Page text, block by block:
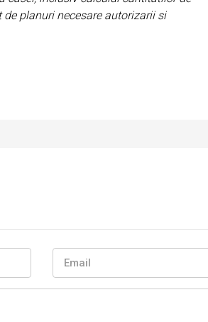
planuri necesare autorizarii si